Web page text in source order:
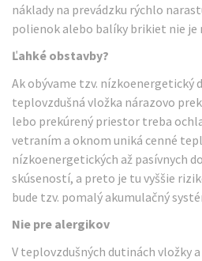
náklady na prevádzku rýchlo
polienok alebo balíky brikiet nie je
Ľahké obstavby?
Ak obývame tzv. nízkoenergetický
teplovzdušná vložka nárazovo
lebo prekúrený priestor treba
vetraním a oknom uniká cenné
nízkoenergetických až pasívnych
skúseností, a preto je tu vyššie
bude tzv. pomalý akumulačný
Nie pre alergikov
V teplovzdušných dutinách vložky